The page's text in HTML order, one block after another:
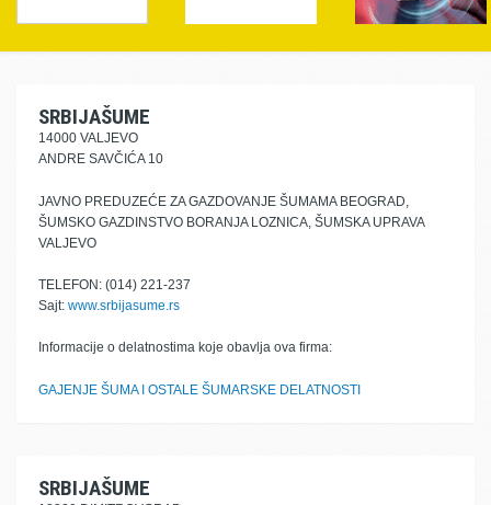
SRBIJAŠUME
14000 VALJEVO
ANDRE SAVČIĆA 10
JAVNO PREDUZEĆE ZA GAZDOVANJE ŠUMAMA BEOGRAD,
ŠUMSKO GAZDINSTVO BORANJA LOZNICA, ŠUMSKA UPRAVA
VALJEVO
TELEFON: (014) 221-237
Sajt: www.srbijasume.rs
Informacije o delatnostima koje obavlja ova firma:
GAJENJE ŠUMA I OSTALE ŠUMARSKE DELATNOSTI
SRBIJAŠUME